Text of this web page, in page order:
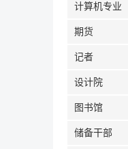
计算机专业
期货
记者
设计院
图书馆
储备干部